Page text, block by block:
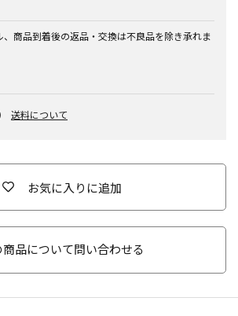
、商品到着後の返品・交換は不良品を除き承れま
送料について
お気に入りに追加
商品について問い合わせる